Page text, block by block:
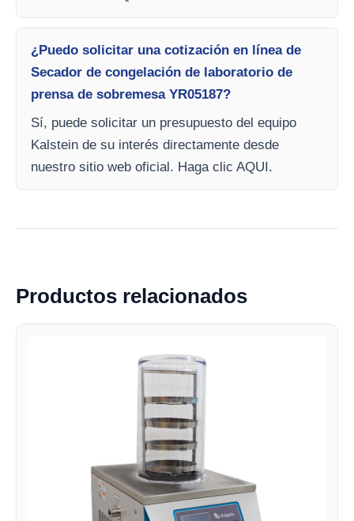
¿Puedo solicitar una cotización en línea de
Secador de congelación de laboratorio de
prensa de sobremesa YR05187?
Sí, puede solicitar un presupuesto del equipo
Kalstein de su interés directamente desde
nuestro sitio web oficial. Haga clic AQUI.
Productos relacionados